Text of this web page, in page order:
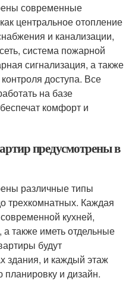
современные
центральное отопление
и канализации,
система пожарной
сигнализация, а также
доступа. Все
на базе
комфорт и
предусмотрены в
различные типы
трехкомнатных. Каждая
кухней,
также иметь отдельные
будут
здания, и каждый этаж
планировку и дизайн.